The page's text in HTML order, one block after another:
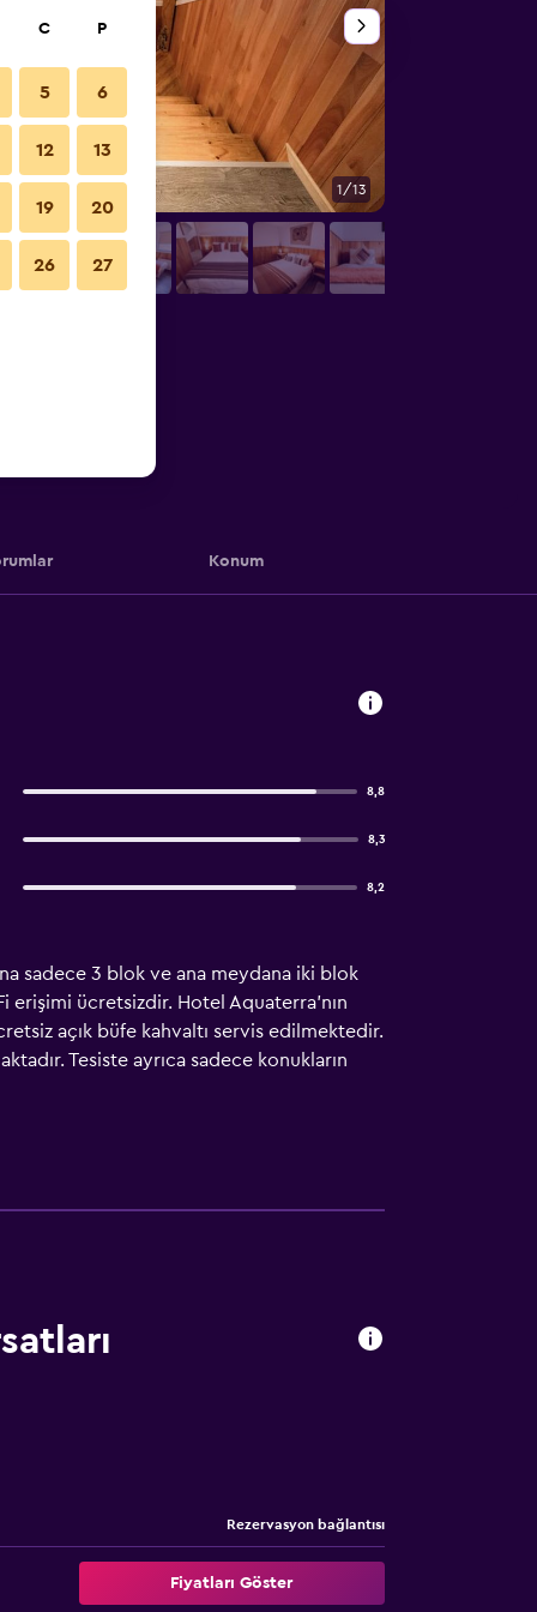
1/13
Konum
8,8
8,3
8,2
sadece 3 blok ve ana meydana iki blok
erişimi ücretsizdir. Hotel Aquaterra'nın
açık büfe kahvaltı servis edilmektedir.
Tesiste ayrıca sadece konukların
Rezervasyon bağlantısı
Fiyatları Göster
C P
5 6
12 13
19 20
26 27